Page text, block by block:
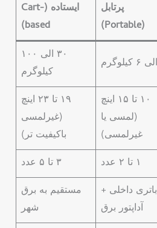
پرتابل
(Portable)
ایستاده (Cart-
based)
۳۰ الی ۱۰۰
کیلوگرم
۱۰ تا ۱۵ اینچ
(لمسی یا
غیرلمسی)
۱۹ تا ۲۳ اینچ
(غیرلمسی
باکیفیت تر)
۱ تا ۲ عدد ۳ تا ۵ عدد
باتری داخلی +
آداپتور برق
مستقیم به برق
شهر